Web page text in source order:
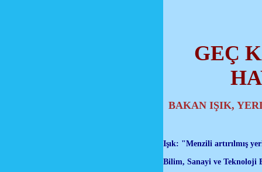
GEÇ
BAKAN IŞIK,
Işık: "Menzili artırılmış
Bilim, Sanayi ve Teknoloji